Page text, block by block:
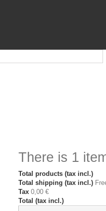
There is 1
Total products (tax incl.)
Total shipping (tax incl.)
Tax 0,00 €
Total (tax incl.)